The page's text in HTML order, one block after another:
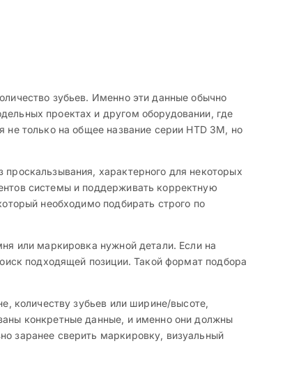
зубьев. Именно эти данные обычно
проектах и другом оборудовании, где
не только на общее название серии HTD 3M, но
характерного для некоторых
системы и поддерживать корректную
необходимо подбирать строго по
или маркировка нужной детали. Если на
подходящей позиции. Такой формат подбора
количеству зубьев или ширине/высоте,
конкретные данные, и именно они должны
заранее сверить маркировку, визуальный